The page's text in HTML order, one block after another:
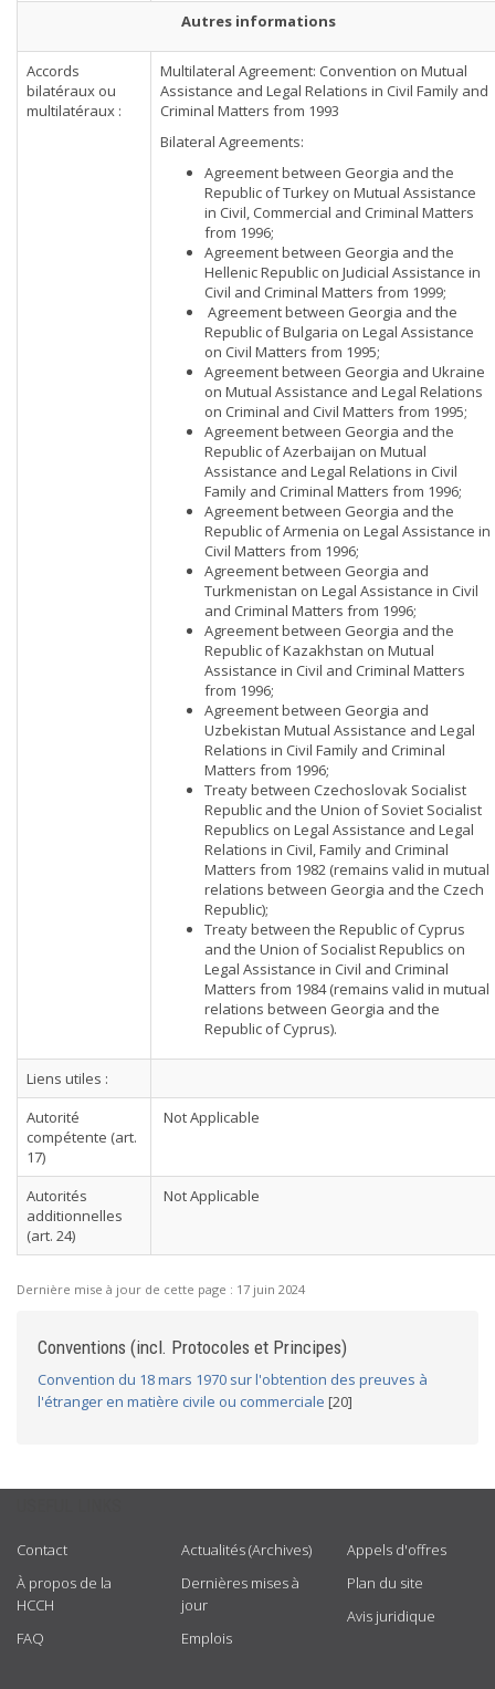
Autres informations
Accords
bilatéraux ou
multilatéraux :
Multilateral Agreement: Convention on Mutual
Assistance and Legal Relations in Civil Family and
Criminal Matters from 1993
Bilateral Agreements:
Agreement between Georgia and the
Republic of Turkey on Mutual Assistance
in Civil, Commercial and Criminal Matters
from 1996;
Agreement between Georgia and the
Hellenic Republic on Judicial Assistance in
Civil and Criminal Matters from 1999;
Agreement between Georgia and the
Republic of Bulgaria on Legal Assistance
on Civil Matters from 1995;
Agreement between Georgia and Ukraine
on Mutual Assistance and Legal Relations
on Criminal and Civil Matters from 1995;
Agreement between Georgia and the
Republic of Azerbaijan on Mutual
Assistance and Legal Relations in Civil
Family and Criminal Matters from 1996;
Agreement between Georgia and the
Republic of Armenia on Legal Assistance in
Civil Matters from 1996;
Agreement between Georgia and
Turkmenistan on Legal Assistance in Civil
and Criminal Matters from 1996;
Agreement between Georgia and the
Republic of Kazakhstan on Mutual
Assistance in Civil and Criminal Matters
from 1996;
Agreement between Georgia and
Uzbekistan Mutual Assistance and Legal
Relations in Civil Family and Criminal
Matters from 1996;
Treaty between Czechoslovak Socialist
Republic and the Union of Soviet Socialist
Republics on Legal Assistance and Legal
Relations in Civil, Family and Criminal
Matters from 1982 (remains valid in mutual
relations between Georgia and the Czech
Republic);
Treaty between the Republic of Cyprus
and the Union of Socialist Republics on
Legal Assistance in Civil and Criminal
Matters from 1984 (remains valid in mutual
relations between Georgia and the
Republic of Cyprus).
Liens utiles :
Autorité
compétente (art.
17)
Not Applicable
Autorités
additionnelles
(art. 24)
Not Applicable
Dernière mise à jour de cette page : 17 juin 2024
Conventions (incl. Protocoles et Principes)
Convention du 18 mars 1970 sur l'obtention des preuves à
l'étranger en matière civile ou commerciale [20]
Contact
À propos de la
HCCH
FAQ
Actualités (Archives)
Dernières mises à
jour
Emplois
Appels d'offres
Plan du site
Avis juridique